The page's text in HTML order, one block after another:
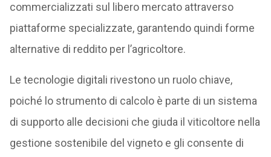
commercializzati sul libero mercato attraverso
piattaforme specializzate, garantendo quindi forme
alternative di reddito per l’agricoltore.
Le tecnologie digitali rivestono un ruolo chiave,
poiché lo strumento di calcolo è parte di un sistema
di supporto alle decisioni che giuda il viticoltore nella
gestione sostenibile del vigneto e gli consente di